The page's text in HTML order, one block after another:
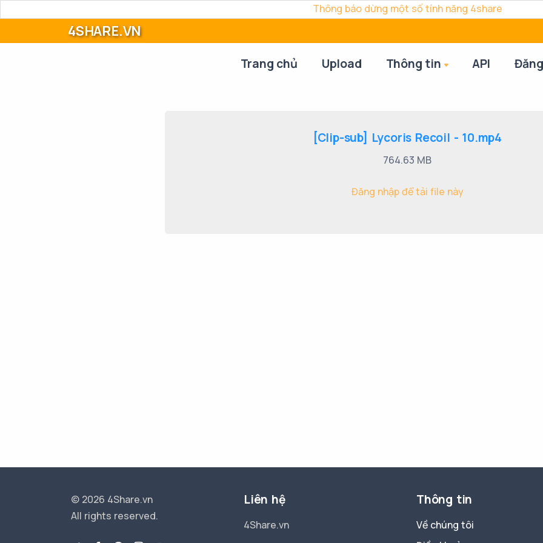
Thông báo dừng một số tính năng 4share
4SHARE.VN
Trang chủ Upload Thông tin API
[Clip-sub] Lycoris Recoil - 10.mp4
764.63 MB
Đăng nhập để tải file này
© 2026 4Share.vn
All rights reserved.
Liên hệ
4Share.vn
Thông tin
Về chúng tôi